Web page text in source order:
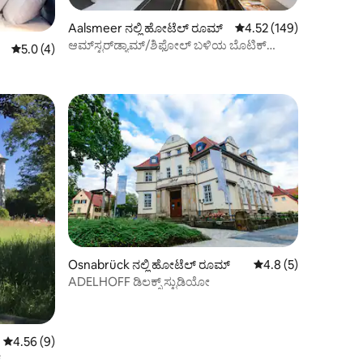
5 ರಲ್ಲಿ 5.0 ಸರಾಸರಿ ರೇಟಿಂಗ್, 4 ವಿಮರ್ಶೆಗಳು
5.0 (4)
Aalsmeer ನಲ್ಲಿ ಹೋಟೆಲ್ ರೂಮ್ 5 ರಲ್ಲಿ 4.52 ಸರಾಸರಿ
4.52 (149)
ಆಮ್‌ಸ್ಟರ್‌ಡ್ಯಾಮ್/ಶಿಫೋಲ್ ಬಳಿಯ ಬೊಟಿಕ್
5 ರಲ್ಲಿ 4.56 ಸರಾಸರಿ ರೇಟಿಂಗ್, 9 ವಿಮರ್ಶೆಗಳು
4.56 (9)
Osnabrück ನಲ್ಲಿ ಹೋಟೆಲ್ ರೂಮ್ 5 ರಲ್ಲಿ 4.8 ಸರಾಸರಿ
4.8 (5)
ADELHOFF ಡಿಲಕ್ಸ್ ಸ್ಟುಡಿಯೋ